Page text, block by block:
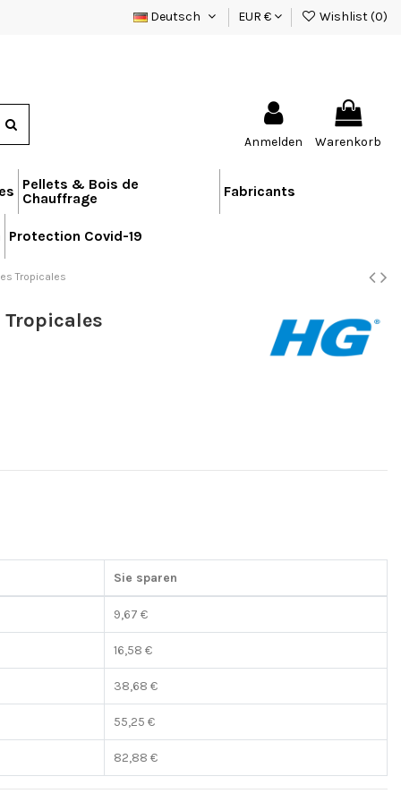
Deutsch EUR € Wishlist (0)
Anmelden Warenkorb
Pellets & Bois de
Chauffrage
Fabricants
Protection Covid-19
Tropicales
Tropicales
Sie sparen
9,67 €
16,58 €
38,68 €
55,25 €
82,88 €